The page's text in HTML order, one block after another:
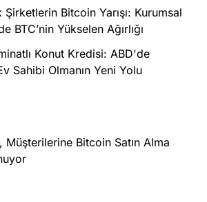
Şirketlerin Bitcoin Yarışı: Kurumsal
BTC’nin Yükselen Ağırlığı
Konut Kredisi: ABD'de
Sahibi Olmanın Yeni Yolu
Müşterilerine Bitcoin Satın Alma